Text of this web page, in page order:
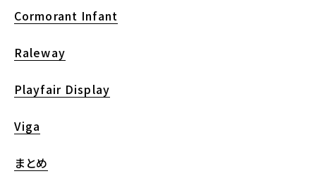
Cormorant Infant
Raleway
Playfair Display
Viga
まとめ